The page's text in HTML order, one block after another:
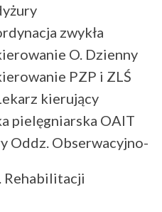
zwykła
O. Dzienny
PZP i ZLŚ
kierujący
pielęgniarska OAIT
Oddz. Obserwacyjno-
Rehabilitacji